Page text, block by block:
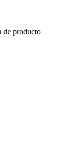
de producto